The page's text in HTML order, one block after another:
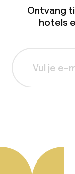
Ontvang
hotels